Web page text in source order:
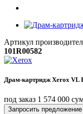
Артикул
101R00582
Драм-картридж Xerox VL
под заказ 1 574 000
Запросить предложение